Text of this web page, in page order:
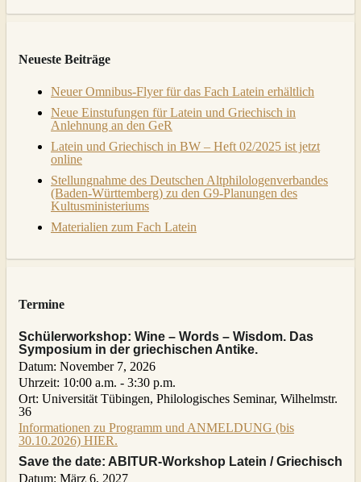
Neueste Beiträge
Neuer Omnibus-Flyer für das Fach Latein erhältlich
Neue Einstufungen für Latein und Griechisch in
Anlehnung an den GeR
Latein und Griechisch in BW – Heft 02/2025 ist jetzt
online
Stellungnahme des Deutschen Altphilologenverbandes
(Baden-Württemberg) zu den G9-Planungen des
Kultusministeriums
Materialien zum Fach Latein
Termine
Schülerworkshop: Wine – Words – Wisdom. Das
Symposium in der griechischen Antike.
Datum: November 7, 2026
Uhrzeit: 10:00 a.m. - 3:30 p.m.
Ort: Universität Tübingen, Philologisches Seminar, Wilhelmstr.
36
Informationen zu Programm und ANMELDUNG (bis
30.10.2026) HIER.
Save the date: ABITUR-Workshop Latein / Griechisch
Datum: März 6, 2027